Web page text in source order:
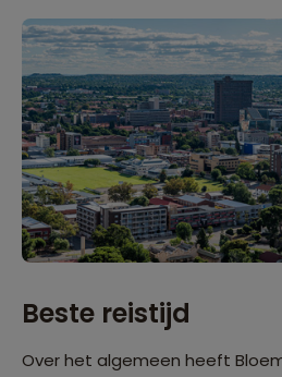
Beste reistijd
Over het algemeen heeft